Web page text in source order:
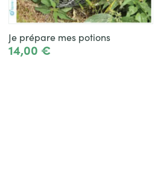
Je prépare mes potions
14,00 €